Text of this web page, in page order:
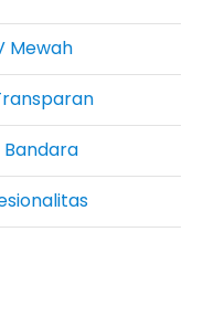
sewa Fortuner
sangat
rental mobil
efisien,
pendek atau
Mewah